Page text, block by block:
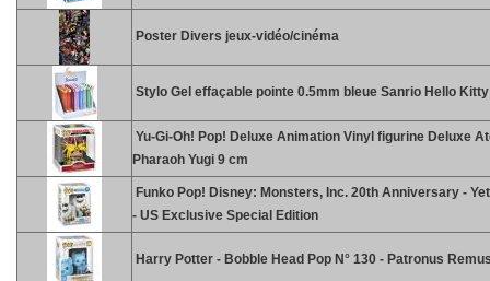
Poster Divers jeux-vidéo/cinéma
Stylo Gel effaçable pointe 0.5mm bleue Sanrio Hello
Yu-Gi-Oh! Pop! Deluxe Animation Vinyl figurine Deluxe
Pharaoh Yugi 9 cm
Funko Pop! Disney: Monsters, Inc. 20th Anniversary -
- US Exclusive Special Edition
Harry Potter - Bobble Head Pop N° 130 - Patronus